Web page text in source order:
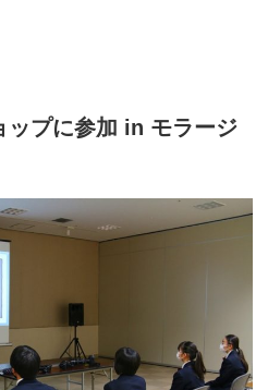
ップに参加 in モラージ